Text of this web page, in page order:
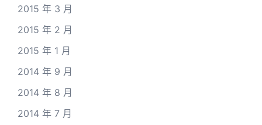
2015 年 3 月
2015 年 2 月
2015 年 1 月
2014 年 9 月
2014 年 8 月
2014 年 7 月